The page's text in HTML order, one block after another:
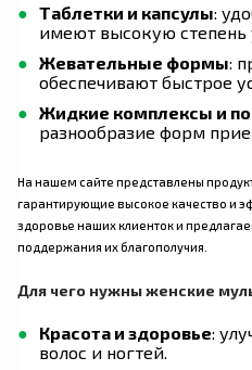
Таблетки и капсулы:
имеют высокую степень
Жевательные формы:
обеспечивают быстрое
Жидкие комплексы и
разнообразие форм
На нашем сайте представлены
гарантирующие высокое качество и
здоровье наших клиенток и
поддержания их благополучия.
Для чего нужны женские
Красота и здоровье:
волос и ногтей.